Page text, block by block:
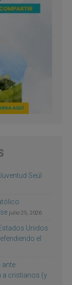
Seúl
julio 25, 2026
Unidos
el
ante
a cristianos (y